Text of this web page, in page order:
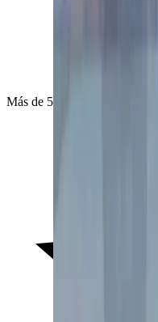
Más de 500 eventos exitosos